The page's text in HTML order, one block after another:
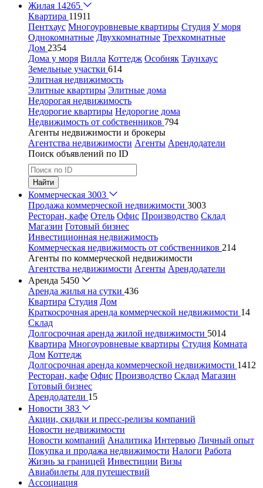
Жилая 14265
Квартира 11911
Пентхаус Многоуровневые квартиры Студия У моря
Однокомнатные Двухкомнатные Трехкомнатные
Дом 2354
Дома у моря Вилла Коттедж Особняк Таунхаус
Земельные участки 614
Элитная недвижимость
Элитные квартиры Элитные дома
Недорогая недвижимость
Недорогие квартиры Недорогие дома
Недвижимость от собственников 794
Агенты недвижимости и брокеры
Агентства недвижимости Агенты Арендодатели
Поиск объявлений по ID
Найти
Коммерческая 3003
Продажа коммерческой недвижимости 3003
Ресторан, кафе Отель Офис Производство Склад
Магазин Готовый бизнес
Инвестиционная недвижимость
Коммерческая недвижимость от собственников 214
Агенты по коммерческой недвижимости
Агентства недвижимости Агенты Арендодатели
Аренда 5450
Аренда жилья на сутки 436
Квартира Студия Дом
Краткосрочная аренда коммерческой недвижимости 14
Склад
Долгосрочная аренда жилой недвижимости 5014
Квартира Многоуровневые квартиры Студия Комната
Дом Коттедж
Долгосрочная аренда коммерческой недвижимости 1412
Ресторан, кафе Офис Производство Склад Магазин
Готовый бизнес
Арендодатели 15
Новости 383
Акции, скидки и пресс-релизы компаний
Новости недвижимости
Новости компаний Аналитика Интервью Личный опыт
Покупка и продажа недвижимости Налоги Работа
Жизнь за границей Инвестиции Визы
Авиабилеты для путешествий
Ассоциация